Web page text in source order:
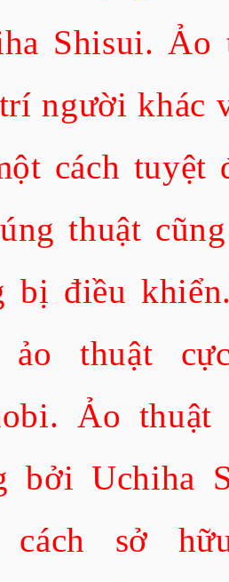
Shisui. Ảo
người khác
cách tuyệt
thuật
bị điều
ảo thuật
Ảo
bởi Uchiha
cách sở